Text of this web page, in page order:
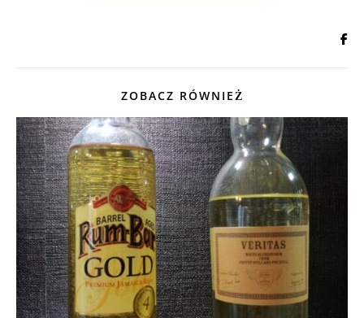
ZOBACZ RÓWNIEŻ